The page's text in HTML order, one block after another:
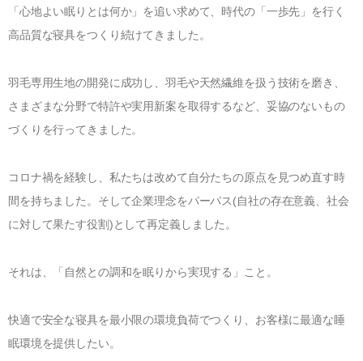
ご愛用者さまの声
イベント
ふるさと納税
イワタについて
わたしたちの想い
羽ぶとん誕生ストーリー
寝ごこち科学研究所
ショップ情報
IWATA 東京店
IWATAリーガロイヤルホテル大阪店
IWATA 日本橋店
ホテル・宿泊業の方へ
建築家・インテリアコーディネーターの方へ
「心地よい眠りとは何か」を追い求めて、時代の「一歩先」を行く
高品質な寝具をつくり続けてきました。
羽毛専用生地の開発に成功し、羽毛や天然繊維を扱う技術を磨き、
さまざまな分野で特許や実用新案を取得するなど、妥協のないもの
づくりを行ってきました。
コロナ禍を経験し、私たちは改めて自分たちの原点を見つめ直す時
間を持ちました。そして企業理念をパーパス(自社の存在意義、社会
に対して果たす役割)として再定義しました。
それは、「自然との調和を眠りから実現する」こと。
快適で安全な寝具を最小限の環境負荷でつくり、お客様に最適な睡
眠環境を提供したい。